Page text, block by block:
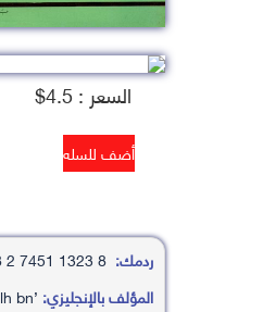
السعر : 4.5$
ردمك:
المؤلف بالإنجليزي: bn